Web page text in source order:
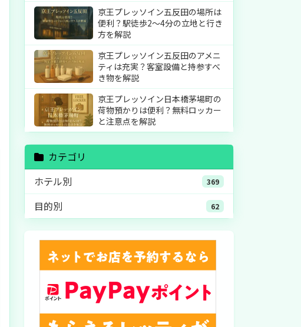
京王プレッソイン五反田の場所は
便利？駅徒歩2〜4分の立地と行き
方を解説
京王プレッソイン五反田のアメニ
ティは充実？客室設備と持参すべ
き物を解説
京王プレッソイン日本橋茅場町の
荷物預かりは便利？無料ロッカー
と注意点を解説
カテゴリ
ホテル別
369
目的別 62